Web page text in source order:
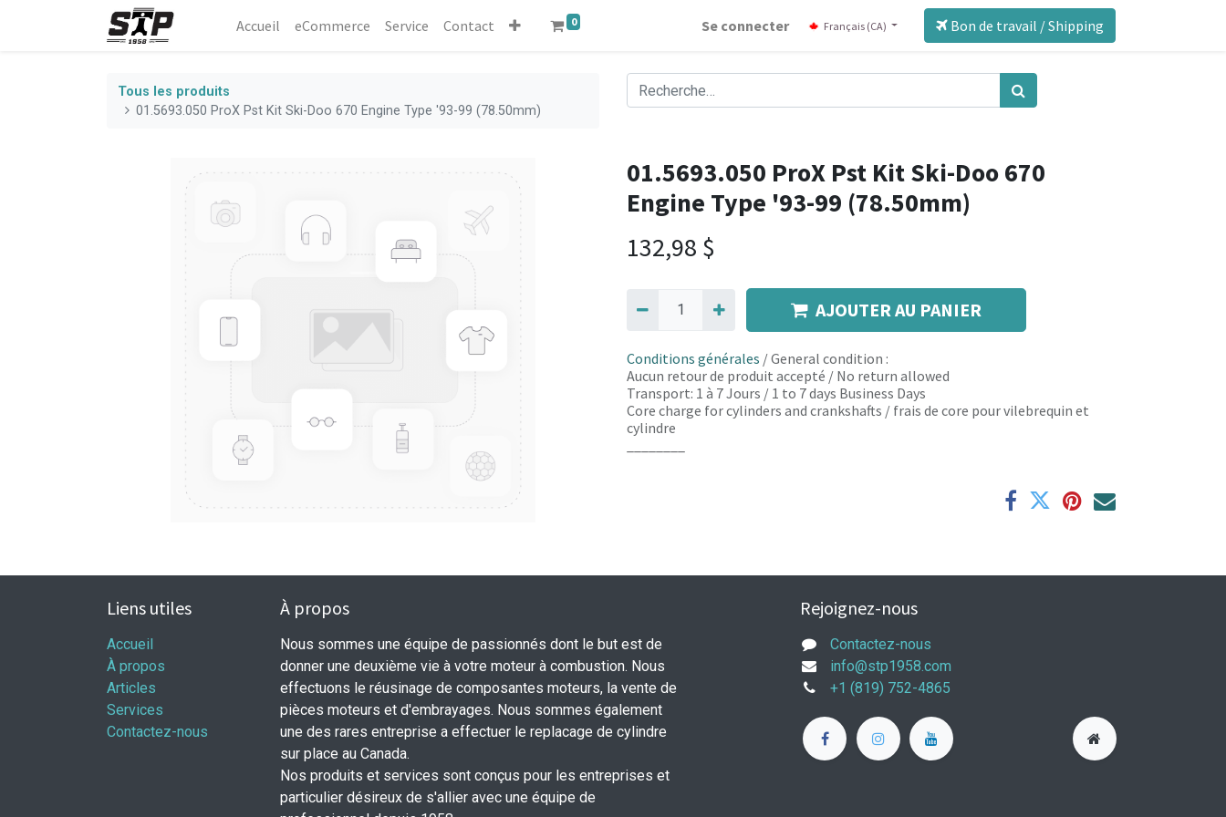
Accueil eCommerce​ Service Contact 0 Se connecter Français (CA) Bon de travail / Shipping
Tous les produits
01.5693.050 ProX Pst Kit Ski-Doo 670 Engine Type '93-99 (78.50mm)
01.5693.050 ProX Pst Kit Ski-Doo 670
Engine Type '93-99 (78.50mm)
132,98 $
AJOUTER AU PANIER
Conditions générales / General condition :
Aucun retour de produit accepté / No return allowed
Transport: 1 à 7 Jours / 1 to 7 days Business Days
Core charge for cylinders and crankshafts / frais de core pour vilebrequin et
cylindre
Liens utiles
Accueil
À propos
Articles
Services
Contactez-nous
À propos
Nous sommes une équipe de passionnés dont le but est de
donner une deuxième vie à votre moteur à combustion. Nous
effectuons le réusinage de composantes moteurs, la vente de
pièces moteurs et d'embrayages. Nous sommes également
une des rares entreprise a effectuer le replacage de cylindre
sur place au Canada.
Nos produits et services sont conçus pour les entreprises et
particulier désireux de s'allier avec une équipe de
Rejoignez-nous
Contactez-nous
info@stp1958.com
+1 (819) 752-4865